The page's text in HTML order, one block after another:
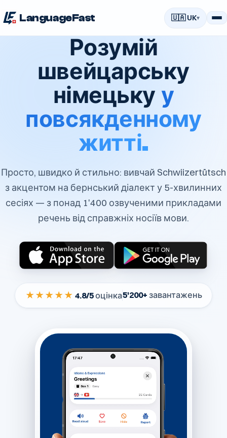
LanguageFast 🇺🇦 UK
Розумій
швейцарську
німецьку у
повсякденному
житті.
Просто, швидко й стильно: вивчай Schwiizertütsch
з акцентом на бернський діалект у 5-хвилинних
сесіях — з понад 1'400 озвученими прикладами
речень від справжніх носіїв мови.
★★★★★ 4.8/5оцінка5'200+ завантажень